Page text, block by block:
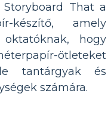
That a
készítő, amely
hogy
ötleteket
tantárgyak és
számára.